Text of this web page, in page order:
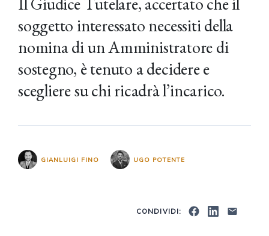
soggetto interessato necessiti della
nomina di un Amministratore di
sostegno, è tenuto a decidere e
scegliere su chi ricadrà l’incarico.
GIANLUIGI FINO UGO POTENTE
CONDIVIDI: